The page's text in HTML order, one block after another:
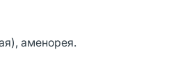
аменорея.